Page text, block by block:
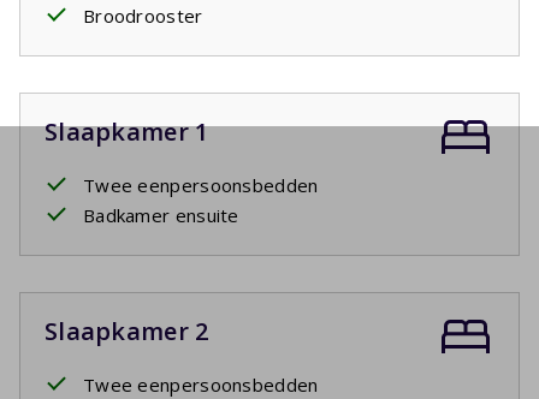
Broodrooster
Slaapkamer 1
Twee eenpersoonsbedden
Badkamer ensuite
Slaapkamer 2
Twee eenpersoonsbedden